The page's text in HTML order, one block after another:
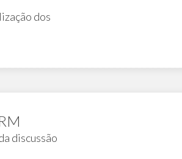
dos
discussão